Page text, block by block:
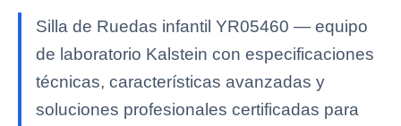
Silla de Ruedas infantil YR05460 — equipo
de laboratorio Kalstein con especificaciones
técnicas, características avanzadas y
soluciones profesionales certificadas para